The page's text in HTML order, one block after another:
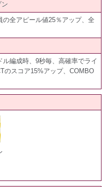
全アピール値25％アップ、全
編成時、9秒毎、高確率でライ
のスコア15%アップ、COMBO